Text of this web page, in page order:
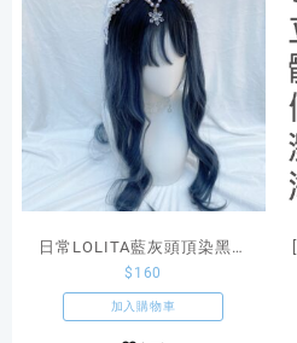
日常LOLITA藍灰頭頂染黑仿
真自然長卷髮
$ 160
加入購物車